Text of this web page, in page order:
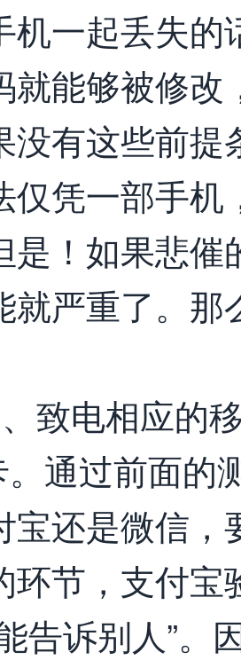
机一起丢失
就能够被修
没有这些前
仅凭一部手
如果悲催
就严重了。
电相应的移
通过前面的
宝还是微信
环节，支付
告诉别人”。